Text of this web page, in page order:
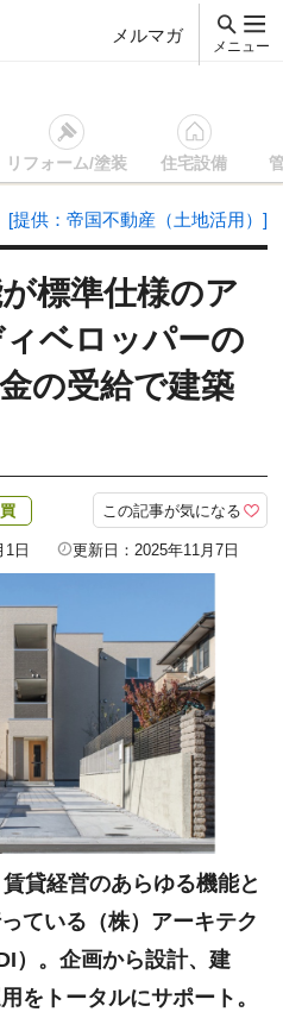
メルマガ
メニュー
リフォーム/塗装 住宅設備
記事を読む 高い省エネ性能
[提供：帝国不動産（土地活用）]
標準仕様のア
ベロッパーの
の受給で建築
この記事が気になる
1日 更新日：2025年11月7日
貸経営のあらゆる機能と
ている（株）アーキテク
）。企画から設計、建
をトータルにサポート。